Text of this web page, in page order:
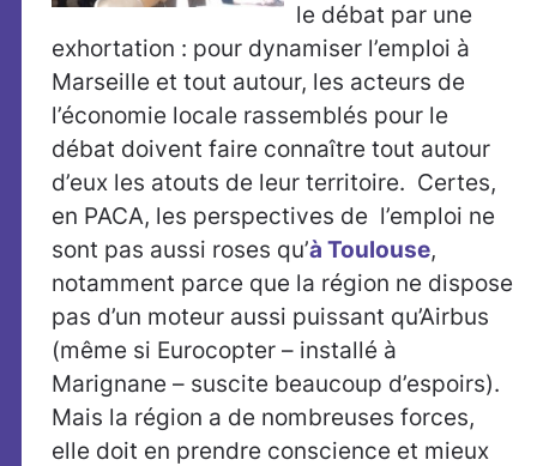
le débat par une
exhortation : pour dynamiser l’emploi à
Marseille et tout autour, les acteurs de
l’économie locale rassemblés pour le
débat doivent faire connaître tout autour
d’eux les atouts de leur territoire. Certes,
en PACA, les perspectives de l’emploi ne
sont pas aussi roses qu’à Toulouse,
notamment parce que la région ne dispose
pas d’un moteur aussi puissant qu’Airbus
(même si Eurocopter – installé à
Marignane – suscite beaucoup d’espoirs).
Mais la région a de nombreuses forces,
elle doit en prendre conscience et mieux